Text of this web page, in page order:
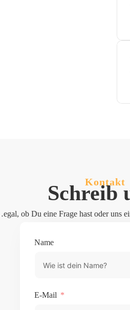
Schreib
Kontakt
ob Du eine Frage hast oder uns
Name
E-Mail